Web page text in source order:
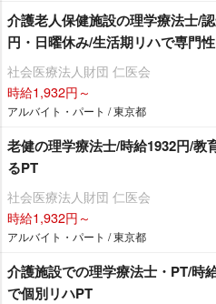
介護老人保健施設の理学療法士/
円・日曜休み/生活期リハで専門
社会医療法人財団 仁医会
時給1,932円～
アルバイト・パート / 東京都
老健の理学療法士/時給1932円/教
るPT
社会医療法人財団 仁医会
時給1,932円～
アルバイト・パート / 東京都
介護施設での理学療法士・PT/時
で個別リハPT